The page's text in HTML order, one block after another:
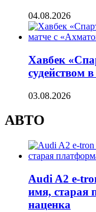
04.08.2026
Хавбек
судейством
03.08.2026
АВТО
Audi A2 e-
имя, старая
наценка